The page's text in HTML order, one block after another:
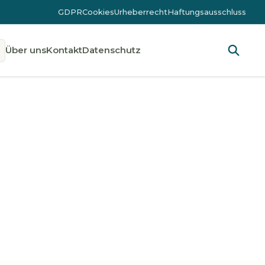
GDPRCookiesUrheberrechtHaftungsausschluss
Über unsKontaktDatenschutz